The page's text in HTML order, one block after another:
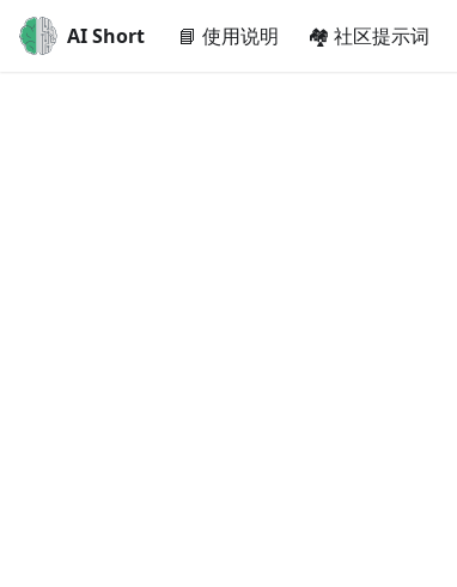
AI Short 📘 使用说明 🏘️ 社区提示词